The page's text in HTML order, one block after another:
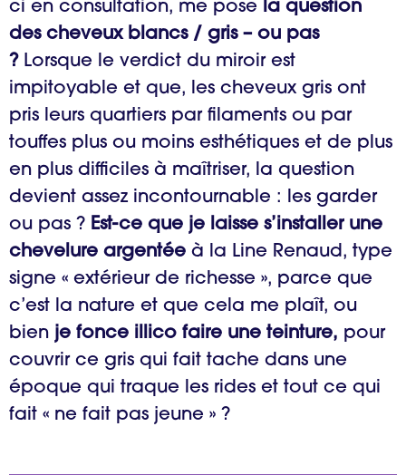
ci en consultation, me pose la question
des cheveux blancs / gris – ou pas
?Lorsque le verdict du miroir est
impitoyable et que, les cheveux gris ont
pris leurs quartiers par filaments ou par
touffes plus ou moins esthétiques et de plus
en plus difficiles à maîtriser, la question
devient assez incontournable : les garder
ou pas ? Est-ce que je laisse s’installer une
chevelure argentée à la Line Renaud, type
signe « extérieur de richesse », parce que
c’est la nature et que cela me plaît, ou
bien je fonce illico faire une teinture, pour
couvrir ce gris qui fait tache dans une
époque qui traque les rides et tout ce qui
fait « ne fait pas jeune » ?